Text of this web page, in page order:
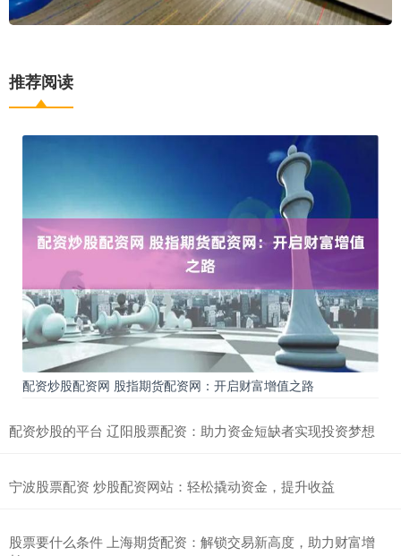
推荐阅读
配资炒股配资网 股指期货配资网：开启财富增值之路
配资炒股的平台 辽阳股票配资：助力资金短缺者实现投资梦想
宁波股票配资 炒股配资网站：轻松撬动资金，提升收益
股票要什么条件 上海期货配资：解锁交易新高度，助力财富增